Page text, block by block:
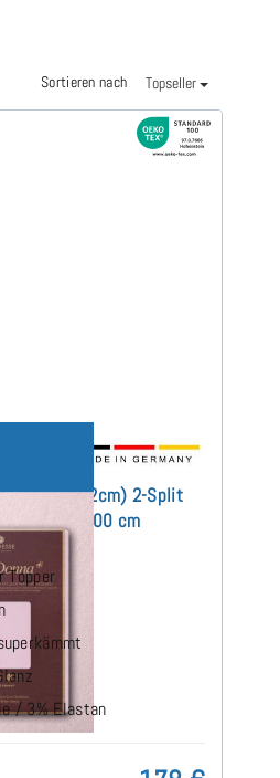
Sortieren nach Topseller
(bis 12cm) 2-Split
180x200 cm
/ 3% Elastan